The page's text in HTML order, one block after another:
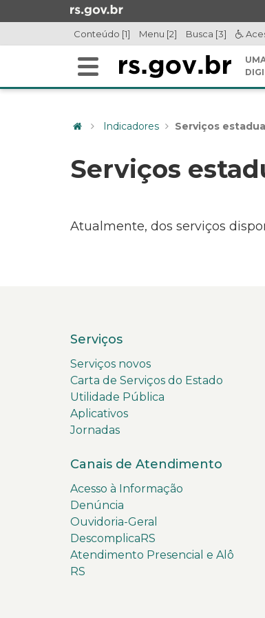
para
para
Conteúdo [1] Menu [2] Busca [3]
Alterna
Indicadores Serviços
Serviços
Atualmente, dos serviços
Serviços
Serviços novos
Carta de Serviços do Estado
Utilidade Pública
Aplicativos
Jornadas
Canais de Atendimento
Acesso à Informação
Denúncia
Ouvidoria-Geral
DescomplicaRS
Atendimento Presencial e Alô
RS